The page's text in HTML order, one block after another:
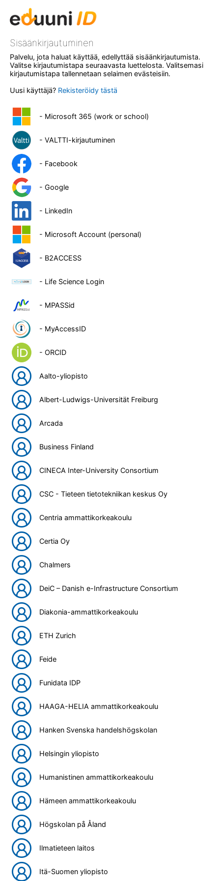
Sisäänkirjautuminen
Palvelu, jota haluat käyttää, edellyttää sisäänkirjautumista.
Valitse kirjautumistapa seuraavasta luettelosta. Valitsemasi
kirjautumistapa tallennetaan selaimen evästeisiin.
Uusi käyttäjä? Rekisteröidy tästä
- Microsoft 365 (work or school)
- VALTTI-kirjautuminen
- Facebook
- Google
- LinkedIn
- Microsoft Account (personal)
- B2ACCESS
- Life Science Login
- MPASSid
- MyAccessID
- ORCID
Aalto-yliopisto
Albert-Ludwigs-Universität Freiburg
Arcada
Business Finland
CINECA Inter-University Consortium
CSC - Tieteen tietotekniikan keskus Oy
Centria ammattikorkeakoulu
Certia Oy
Chalmers
DeiC – Danish e-Infrastructure Consortium
Diakonia-ammattikorkeakoulu
ETH Zurich
Feide
Funidata IDP
HAAGA-HELIA ammattikorkeakoulu
Hanken Svenska handelshögskolan
Helsingin yliopisto
Humanistinen ammattikorkeakoulu
Hämeen ammattikorkeakoulu
Högskolan på Åland
Ilmatieteen laitos
Itä-Suomen yliopisto